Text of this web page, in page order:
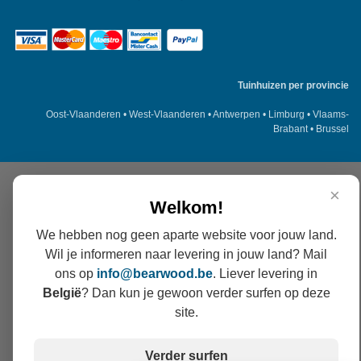
Tuinhuizen per provincie
Oost-Vlaanderen • West-Vlaanderen •Antwerpen • Limburg • Vlaams-
Brabant • Brussel
×
Welkom!
We hebben nog geen aparte website voor jouw land.
Wil je informeren naar levering in jouw land? Mail
ons op info@ bearwood .be. Liever levering in
België? Dan kun je gewoon verder surfen op deze
site.
Verder surfen